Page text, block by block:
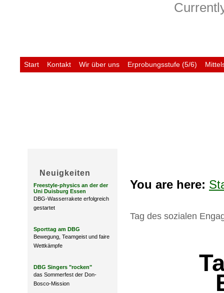
Start Kontakt Wir über uns Erprobungsstufe (5/6)
Neuigkeiten
Freestyle-physics an der der
Uni Duisburg Essen
DBG-Wasserrakete erfolgreich
gestartet
Sporttag am DBG
Bewegung, Teamgeist und faire
Wettkämpfe
DBG Singers "rocken"
das Sommerfest der Don-
Bosco-Mission
You are here:
Tag des sozialen